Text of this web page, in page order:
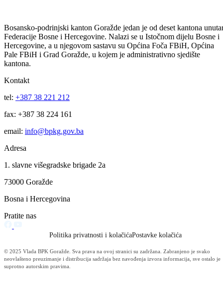
poslova Vlade Sjedinjenih Američkih Država, a realizuju ga
Obrazovni centar za demokratiju i ljudska prava CIVITAS i
Sjedinjenih Američkih Država u BiH u saradnji sa Ministarstvom
civilnih poslova Bosne i Hercegovine, Republičkim pedagoškim
zavodom Republike Srpske, Odjelom za obrazovanje Vlade Brčko
zavodima.
Galerija